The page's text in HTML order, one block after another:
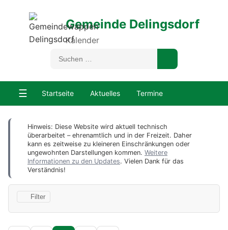
Gemeinde Delingsdorf
Kalender
☰ Startseite Aktuelles Termine
Hinweis: Diese Website wird aktuell technisch
überarbeitet – ehrenamtlich und in der Freizeit. Daher
kann es zeitweise zu kleineren Einschränkungen oder
ungewohnten Darstellungen kommen. Weitere
Informationen zu den Updates. Vielen Dank für das
Verständnis!
Filter